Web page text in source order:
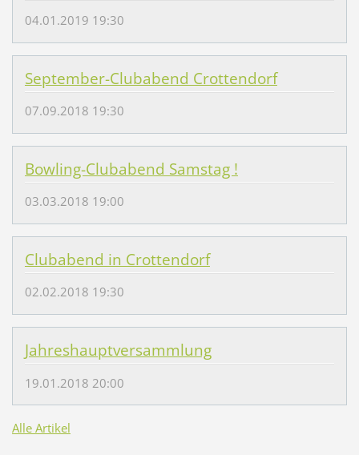
04.01.2019 19:30
September-Clubabend Crottendorf
07.09.2018 19:30
Bowling-Clubabend Samstag !
03.03.2018 19:00
Clubabend in Crottendorf
02.02.2018 19:30
Jahreshauptversammlung
19.01.2018 20:00
Alle Artikel